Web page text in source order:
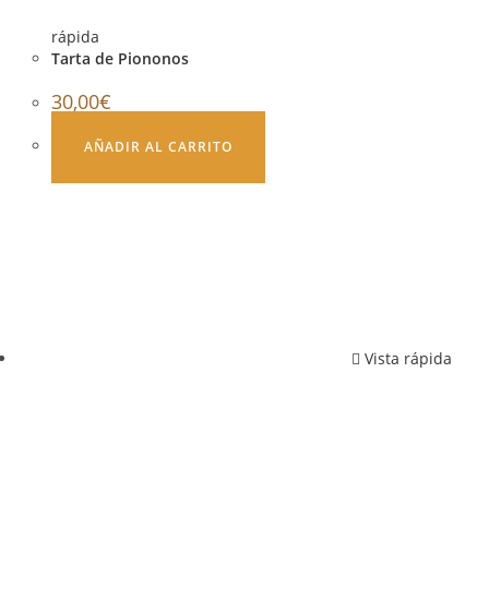
rápida
Tarta de Piononos
30,00€
AÑADIR AL CARRITO
Vista rápida